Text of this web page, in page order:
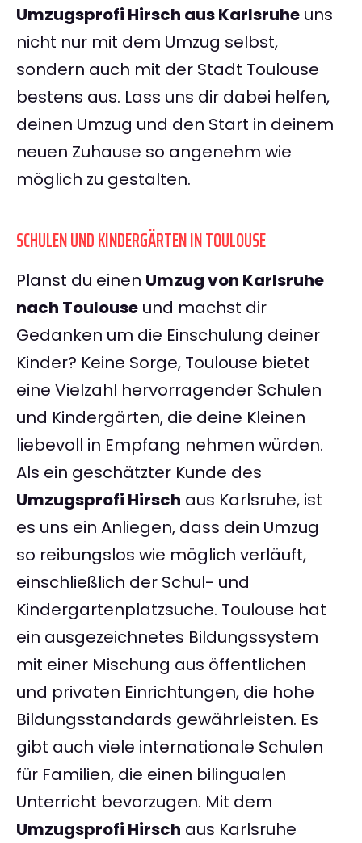
Umzugsprofi Hirsch aus Karlsruhe uns
nicht nur mit dem Umzug selbst,
sondern auch mit der Stadt Toulouse
bestens aus. Lass uns dir dabei helfen,
deinen Umzug und den Start in deinem
neuen Zuhause so angenehm wie
möglich zu gestalten.
SCHULEN UND KINDERGÄRTEN IN TOULOUSE
Planst du einen Umzug von Karlsruhe
nach Toulouse und machst dir
Gedanken um die Einschulung deiner
Kinder? Keine Sorge, Toulouse bietet
eine Vielzahl hervorragender Schulen
und Kindergärten, die deine Kleinen
liebevoll in Empfang nehmen würden.
Als ein geschätzter Kunde des
Umzugsprofi Hirsch aus Karlsruhe, ist
es uns ein Anliegen, dass dein Umzug
so reibungslos wie möglich verläuft,
einschließlich der Schul- und
Kindergartenplatzsuche. Toulouse hat
ein ausgezeichnetes Bildungssystem
mit einer Mischung aus öffentlichen
und privaten Einrichtungen, die hohe
Bildungsstandards gewährleisten. Es
gibt auch viele internationale Schulen
für Familien, die einen bilingualen
Unterricht bevorzugen. Mit dem
Umzugsprofi Hirsch aus Karlsruhe